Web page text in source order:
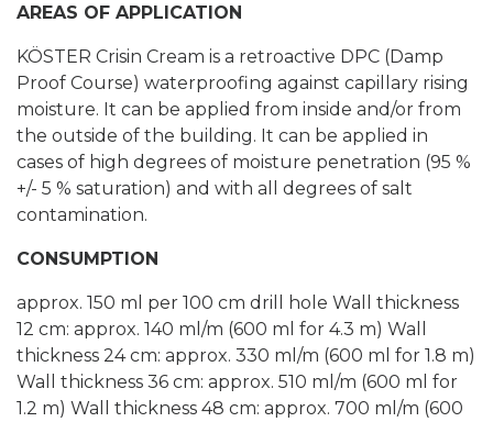
AREAS OF APPLICATION
KÖSTER Crisin Cream is a retroactive DPC (Damp
Proof Course) waterproofing against capillary rising
moisture. It can be applied from inside and/or from
the outside of the building. It can be applied in
cases of high degrees of moisture penetration (95 %
+/- 5 % saturation) and with all degrees of salt
contamination.
CONSUMPTION
approx. 150 ml per 100 cm drill hole Wall thickness
12 cm: approx. 140 ml/m (600 ml for 4.3 m) Wall
thickness 24 cm: approx. 330 ml/m (600 ml for 1.8 m)
Wall thickness 36 cm: approx. 510 ml/m (600 ml for
1.2 m) Wall thickness 48 cm: approx. 700 ml/m (600